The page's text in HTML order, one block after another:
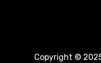
Copyright ©